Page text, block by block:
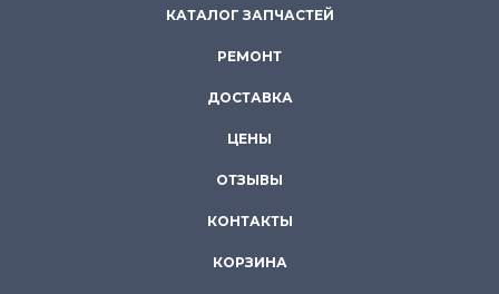
КАТАЛОГ ЗАПЧАСТЕЙ
РЕМОНТ
ДОСТАВКА
ЦЕНЫ
ОТЗЫВЫ
КОНТАКТЫ
КОРЗИНА